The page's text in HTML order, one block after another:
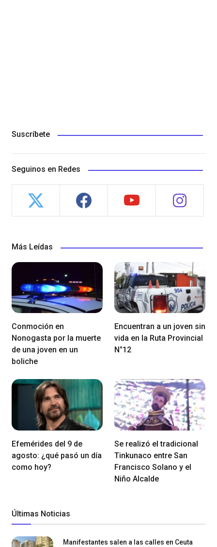
Suscríbete
Seguinos en Redes
Más Leídas
Conmoción en
Nonogasta por la muerte
de una joven en un
boliche
Encuentran a un joven sin
vida en la Ruta Provincial
N°12
Efemérides del 9 de
agosto: ¿qué pasó un día
como hoy?
Se realizó el tradicional
Tinkunaco entre San
Francisco Solano y el
Niño Alcalde
Últimas Noticias
Manifestantes salen a las calles en Ceuta